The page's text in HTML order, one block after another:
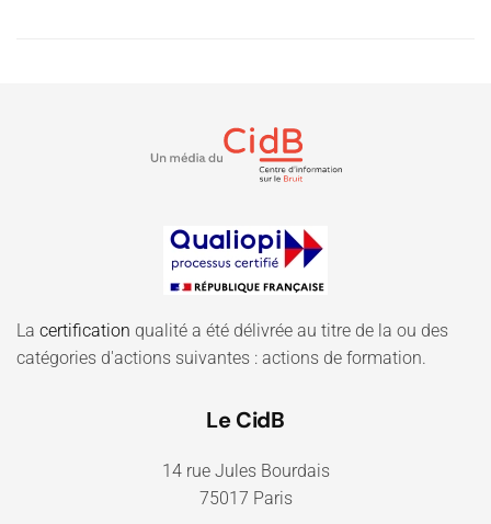
La certification qualité a été délivrée au titre de la ou des
catégories d'actions suivantes : actions de formation.
Le CidB
14 rue Jules Bourdais
75017 Paris